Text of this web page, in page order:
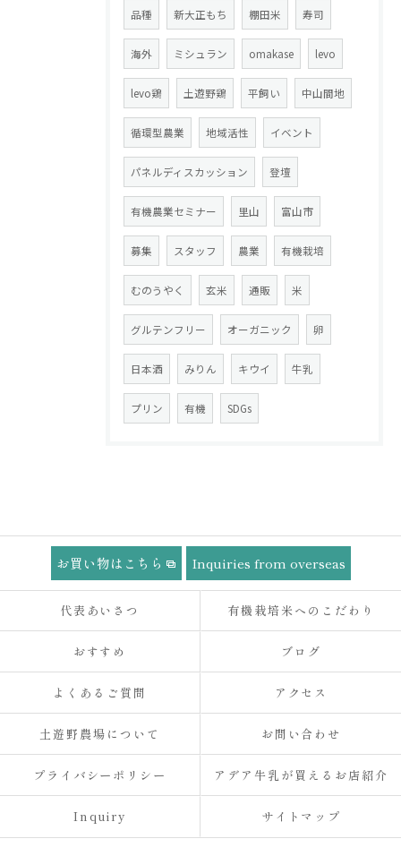
品種 新大正もち 棚田米 寿司
海外 ミシュラン omakase levo
levo鶏 土遊野鶏 平飼い 中山間地
循環型農業 地域活性 イベント
パネルディスカッション 登壇
有機農業セミナー 里山 富山市
募集 スタッフ 農業 有機栽培
むのうやく 玄米 通販 米
グルテンフリー オーガニック 卵
日本酒 みりん キウイ 牛乳
プリン 有機 SDGs
お買い物はこちら Inquiries from overseas
代表あいさつ 有機栽培米へのこだわり
おすすめ ブログ
よくあるご質問 アクセス
土遊野農場について お問い合わせ
プライバシーポリシー アデア牛乳が買えるお店紹介
Inquiry サイトマップ